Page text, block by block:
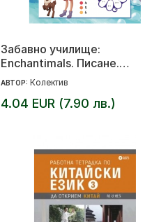
Забавно училище:
Enchantimals. Писане.
Смятане. Оцветяване
АВТОР: Колектив
4.04 EUR (7.90 лв.)